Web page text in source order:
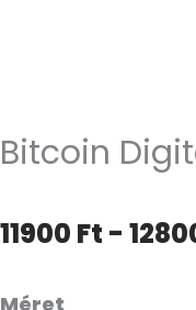
Bitcoin
11900 Ft -
Méret
Bitcoin